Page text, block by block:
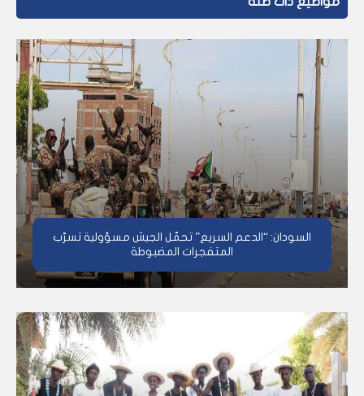
السودان: “الدعم السريع” تحمّل الجيش مسؤولية تسرّب
المتفجرات المضبوطة